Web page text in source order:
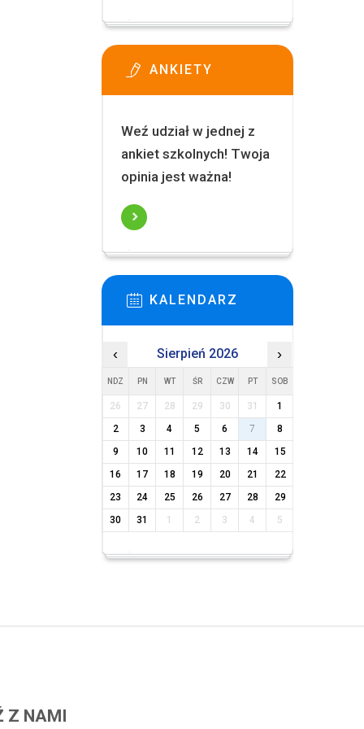
ANKIETY
Weź udział w jednej z
ankiet szkolnych! Twoja
opinia jest ważna!
KALENDARZ
‹ Sierpień 2026 ›
NDZ PN WT ŚR CZW PT SOB
26 27 28 29 30 31
1
2
3 4 5 6 7
8
9
10 11 12 13 14
15
16
17 18 19 20 21
22
23
24 25 26 27 28
29
30
31 1 2 3 4 5
Z NAMI